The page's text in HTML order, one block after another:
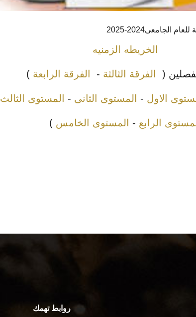
الجامعى2024-2025
الخريطه الزمنيه
( الفرقة الثالثة - الفرقة الرابعة )
الاول - المستوى الثانى - المستوى الثالث
الرابع - المستوى الخامس )
روابط تهمك